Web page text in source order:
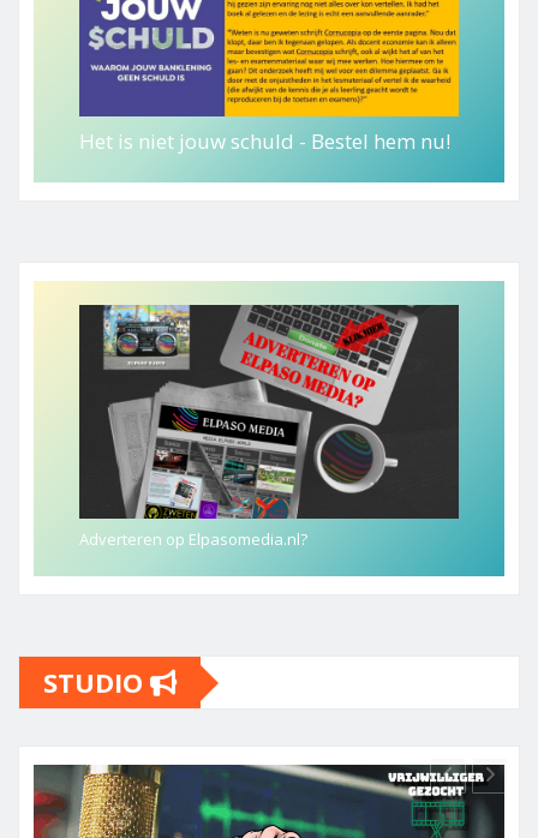
Het is niet jouw schuld - Bestel hem nu!
Adverteren op Elpasomedia.nl?
STUDIO